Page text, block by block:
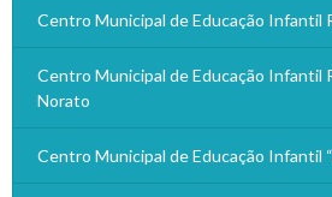
Centro Municipal de Educação Infantil
Centro Municipal de Educação Infantil
Norato
Centro Municipal de Educação Infantil